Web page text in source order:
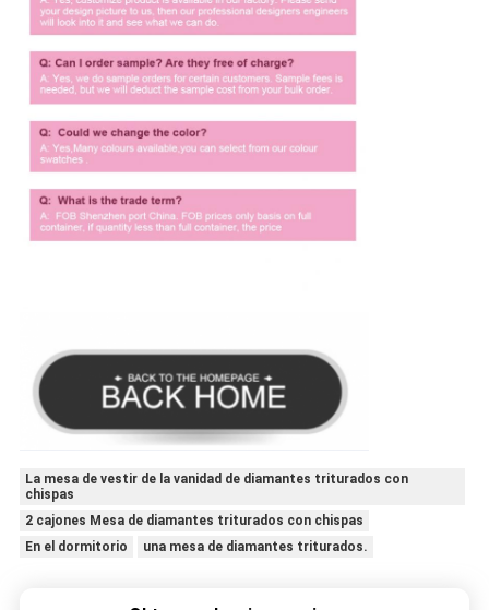
La mesa de vestir de la vanidad de diamantes triturados con
chispas
2 cajones Mesa de diamantes triturados con chispas
En el dormitorio
una mesa de diamantes triturados.